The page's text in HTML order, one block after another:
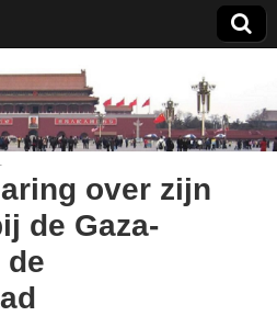
over zijn
de Gaza-
de